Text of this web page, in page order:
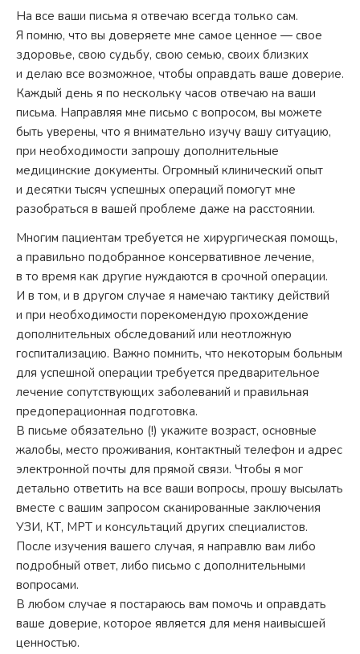
На все ваши письма я отвечаю всегда только сам.
Я помню, что вы доверяете мне самое ценное — свое
здоровье, свою судьбу, свою семью, своих близких
и делаю все возможное, чтобы оправдать ваше доверие.
Каждый день я по нескольку часов отвечаю на ваши
письма. Направляя мне письмо с вопросом, вы можете
быть уверены, что я внимательно изучу вашу ситуацию,
при необходимости запрошу дополнительные
медицинские документы. Огромный клинический опыт
и десятки тысяч успешных операций помогут мне
разобраться в вашей проблеме даже на расстоянии.
Многим пациентам требуется не хирургическая помощь,
а правильно подобранное консервативное лечение,
в то время как другие нуждаются в срочной операции.
И в том, и в другом случае я намечаю тактику действий
и при необходимости порекомендую прохождение
дополнительных обследований или неотложную
госпитализацию. Важно помнить, что некоторым больным
для успешной операции требуется предварительное
лечение сопутствующих заболеваний и правильная
предоперационная подготовка.
В письме обязательно (!) укажите возраст, основные
жалобы, место проживания, контактный телефон и адрес
электронной почты для прямой связи. Чтобы я мог
детально ответить на все ваши вопросы, прошу высылать
вместе с вашим запросом сканированные заключения
УЗИ, КТ, МРТ и консультаций других специалистов.
После изучения вашего случая, я направлю вам либо
подробный ответ, либо письмо с дополнительными
вопросами.
В любом случае я постараюсь вам помочь и оправдать
ваше доверие, которое является для меня наивысшей
ценностью.